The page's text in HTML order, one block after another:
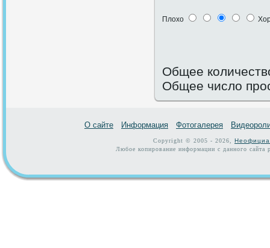
Плохо
Общее
Общее число
О сайте Информация Фотогалерея
Copyright © 2005 - 2026,
Любое копирование информации с данного сайта